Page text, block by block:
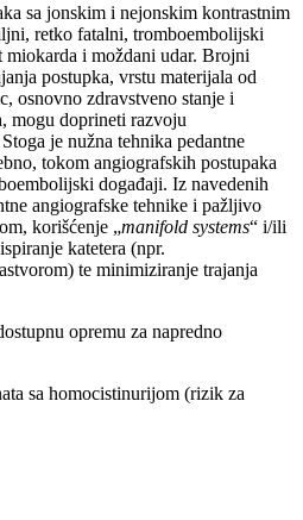
sa jonskim i nejonskim kontrastnim
retko fatalni, tromboembolijski
i moždani udar. Brojni
postupka, vrstu materijala od
osnovno zdravstveno stanje i
mogu doprineti razvoju
je nužna tehnika pedantne
tokom angiografskih postupaka
događaji. Iz navedenih
angiografske tehnike i pažljivo
korišćenje „manifold systems“ i/ili
katetera (npr.
te minimiziranje trajanja
opremu za napredno
sa homocistinurijom (rizik za